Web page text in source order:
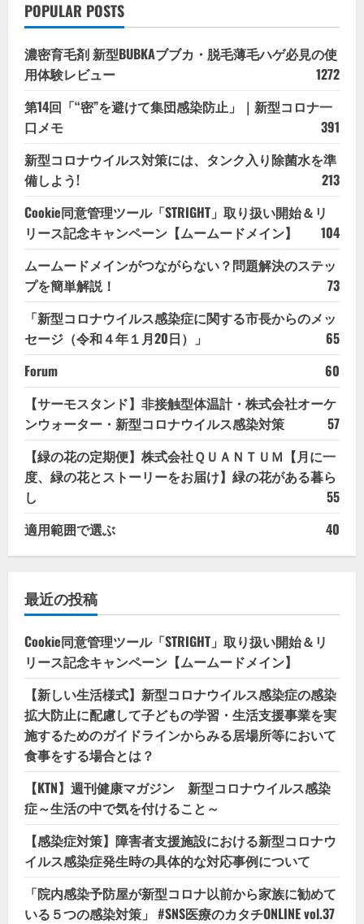
POPULAR POSTS
濃密育毛剤 新型BUBKAブブカ・脱毛薄毛ハゲ必見の使
用体験レビュー
1272
第14回「“密”を避けて集団感染防止」｜新型コロナ一
口メモ
391
新型コロナウイルス対策には、タンク入り除菌水を準
備しよう!
213
Cookie同意管理ツール「STRIGHT」取り扱い開始＆リ
リース記念キャンペーン【ムームードメイン】
104
ムームードメインがつながらない？問題解決のステッ
プを簡単解説！
73
「新型コロナウイルス感染症に関する市長からのメッ
セージ（令和４年１月20日）」
65
Forum
60
【サーモスタンド】非接触型体温計・株式会社オーケ
ンウォーター・新型コロナウイルス感染対策
57
【緑の花の定期便】株式会社ＱＵＡＮＴＵＭ【月に一
度、緑の花とストーリーをお届け】緑の花がある暮ら
し
55
適用範囲で選ぶ
40
最近の投稿
Cookie同意管理ツール「STRIGHT」取り扱い開始＆リ
リース記念キャンペーン【ムームードメイン】
【新しい生活様式】新型コロナウイルス感染症の感染
拡大防止に配慮して子どもの学習・生活支援事業を実
施するためのガイドラインからみる居場所等において
食事をする場合とは？
【KTN】週刊健康マガジン 新型コロナウイルス感染
症～生活の中で気を付けること～
【感染症対策】障害者支援施設における新型コロナウ
イルス感染症発生時の具体的な対応事例について
「院内感染予防屋が新型コロナ以前から家族に勧めて
いる５つの感染対策」 #SNS医療のカタチONLINE vol.37